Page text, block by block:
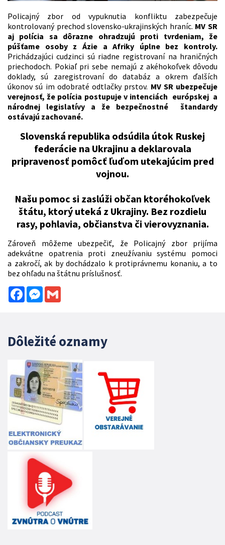
Policajný zbor od vypuknutia konfliktu zabezpečuje
kontrolovaný prechod slovensko-ukrajinských hraníc. MV SR
aj polícia sa dôrazne ohradzujú proti tvrdeniam, že
púšťame osoby z Ázie a Afriky úplne bez kontroly.
Prichádzajúci cudzinci sú riadne registrovaní na hraničných
priechodoch. Pokiaľ pri sebe nemajú z akéhokoľvek dôvodu
doklady, sú zaregistrovaní do databáz a okrem ďalších
úkonov sú im odobraté odtlačky prstov. MV SR ubezpečuje
verejnosť, že polícia postupuje v intenciách európskej a
národnej legislatívy a že bezpečnostné štandardy
ostávajú zachované.
Slovenská republika odsúdila útok Ruskej
federácie na Ukrajinu a deklarovala
pripravenosť pomôcť ľuďom utekajúcim pred
vojnou.
Našu pomoc si zaslúži občan ktoréhokoľvek
štátu, ktorý uteká z Ukrajiny. Bez rozdielu
rasy, pohlavia, občianstva či vierovyznania.
Zároveň môžeme ubezpečiť, že Policajný zbor prijíma
adekvátne opatrenia proti zneužívaniu systému pomoci
a zakročí, ak by dochádzalo k protiprávnemu konaniu, a to
bez ohľadu na štátnu príslušnosť.
FacebookMessenger
Dôležité oznamy